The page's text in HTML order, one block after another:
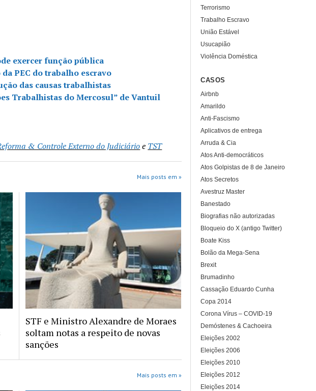
exercer função pública
PEC do trabalho escravo
das causas trabalhistas
Trabalhistas do Mercosul” de Vantuil
& Controle Externo do Judiciárioe TST
Mais posts em »
STF e Ministro Alexandre de Moraes
soltam notas a respeito de novas
sanções
Mais posts em »
Terrorismo
Trabalho Escravo
União Estável
Usucapião
Violência Doméstica
CASOS
Airbnb
Amarildo
Anti-Fascismo
Aplicativos de entrega
Arruda & Cia
Atos Anti-democráticos
Atos Golpistas de 8 de Janeiro
Atos Secretos
Avestruz Master
Banestado
Biografias não autorizadas
Bloqueio do X (antigo Twitter)
Boate Kiss
Bolão da Mega-Sena
Brexit
Brumadinho
Cassação Eduardo Cunha
Copa 2014
Corona Vírus – COVID-19
Demóstenes & Cachoeira
Eleições 2002
Eleições 2006
Eleições 2010
Eleições 2012
Eleições 2014